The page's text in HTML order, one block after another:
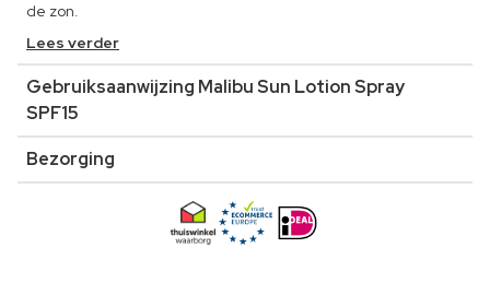
de zon.
Lees verder
Gebruiksaanwijzing Malibu Sun Lotion Spray
SPF15
Bezorging